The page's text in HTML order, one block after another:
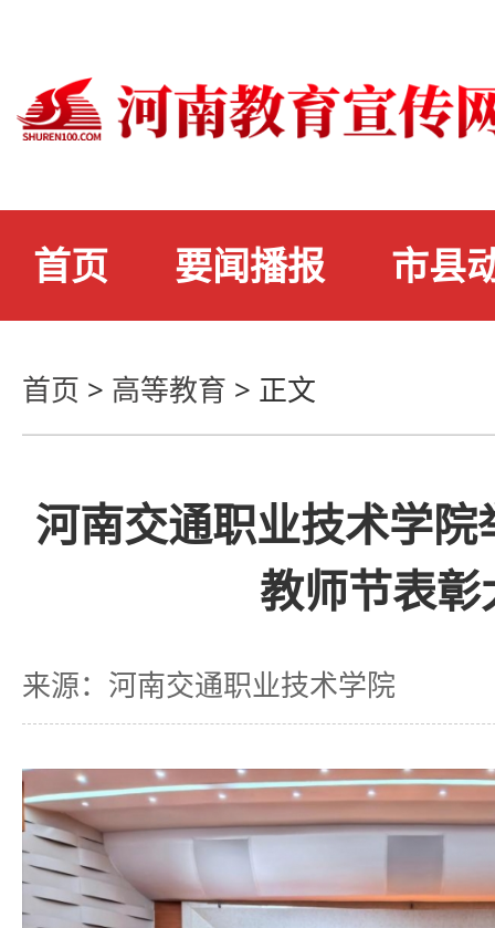
首页 要闻播报 市县
首页 > 高等教育 > 正文
河南交通职业技术学
教师节表彰
来源：河南交通职业技术学院